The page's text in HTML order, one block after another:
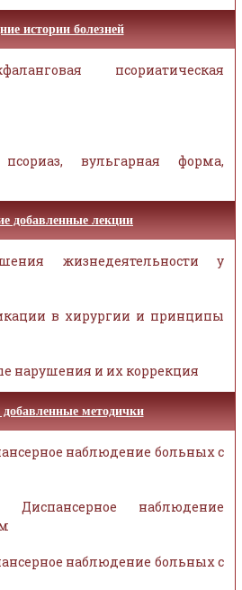
истории болезней
псориатическая
псориаз, вульгарная форма,
добавленные лекции
жизнедеятельности у
в хирургии и принципы
нарушения и их коррекция
добавленные методички
наблюдение больных с
наблюдение
наблюдение больных с